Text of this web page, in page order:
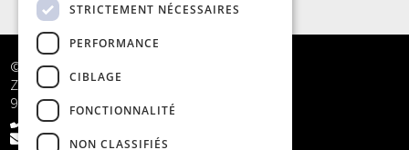
© Kinergy bv
Zandstraat 5
9968 Bassevelde
+32 9/373 77 65
info@kinergy.be
STRICTEMENT NÉCESSAIRES
PERFORMANCE
CIBLAGE
FONCTIONNALITÉ
NON CLASSIFIÉS